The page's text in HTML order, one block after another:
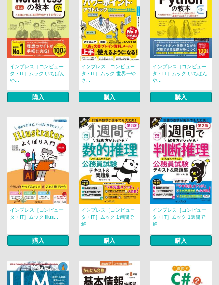
インプレス［コンピュー
タ・IT］ムック いちばん
や...
購入
インプレス［コンピュー
タ・IT］ムック 世界一や
さ...
購入
インプレス［コンピュー
タ・IT］ムック いちばん
や...
購入
インプレス［コンピュー
タ・IT］ムック Illus...
購入
インプレス［コンピュー
タ・IT］ムック 1週間で
解...
購入
インプレス［コンピュー
タ・IT］ムック 1週間で
解...
購入